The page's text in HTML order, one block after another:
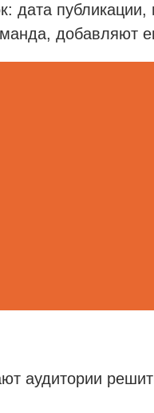
дата
добавляют
аудитории